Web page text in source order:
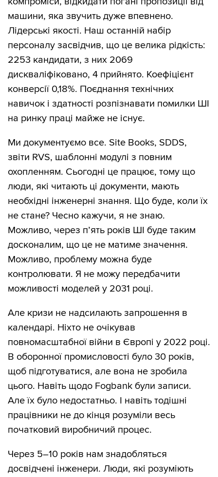
машини, яка звучить дуже впевнено.
Лідерські якості. Наш останній набір
персоналу засвідчив, що це велика рідкість:
2253 кандидати, з них 2069
дискваліфіковано, 4 прийнято. Коефіцієнт
конверсії 0,18%. Поєднання технічних
навичок і здатності розпізнавати помилки ШІ
на ринку праці майже не існує.
Ми документуємо все. Site Books, SDDS,
звіти RVS, шаблонні модулі з повним
охопленням. Сьогодні це працює, тому що
люди, які читають ці документи, мають
необхідні інженерні знання. Що буде, коли їх
не стане? Чесно кажучи, я не знаю.
Можливо, через п’ять років ШІ буде таким
досконалим, що це не матиме значення.
Можливо, проблему можна буде
контролювати. Я не можу передбачити
можливості моделей у 2031 році.
Але кризи не надсилають запрошення в
календарі. Ніхто не очікував
повномасштабної війни в Європі у 2022 році.
В оборонної промисловості було 30 років,
щоб підготуватися, але вона не зробила
цього. Навіть щодо Fogbank були записи.
Але їх було недостатньо. І навіть тодішні
працівники не до кінця розуміли весь
початковий виробничий процес.
Через 5–10 років нам знадобляться
досвідчені інженери. Люди, які розуміють